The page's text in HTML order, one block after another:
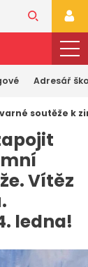
Adresář
soutěže
Vítěz
ledna!